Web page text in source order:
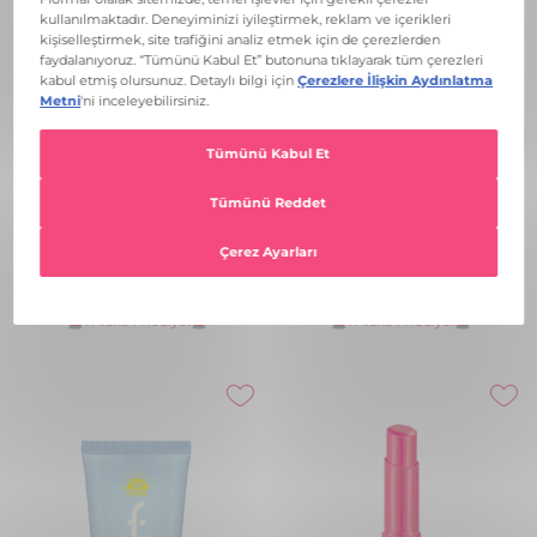
Pearly Yarı Transparan & Parlak
Sheer Up Yarı Transparan &
Parlak Bitişli Nemlendirici Ruj